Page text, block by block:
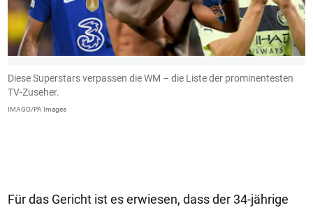
Diese Superstars verpassen die WM – die Liste der prominentesten
TV-Zuseher.
IMAGO/PA Images
Für das Gericht ist es erwiesen, dass der 34-jährige